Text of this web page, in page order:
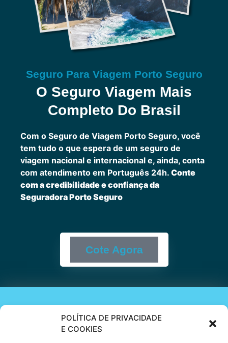
POLÍTICA DE PRIVACIDADE
E COOKIES
Seguro Para Viagem Porto Seguro
O Seguro Viagem Mais
Completo Do Brasil
Com o Seguro de Viagem Porto Seguro, você
tem tudo o que espera de um seguro de
viagem nacional e internacional e, ainda, conta
com atendimento em Português 24h. Conte
com a credibilidade e confiança da
Seguradora Porto Seguro
Cote Agora
Cote online ou
peça via